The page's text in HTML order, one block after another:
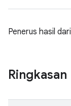
Penerus hasil
Ringkasan